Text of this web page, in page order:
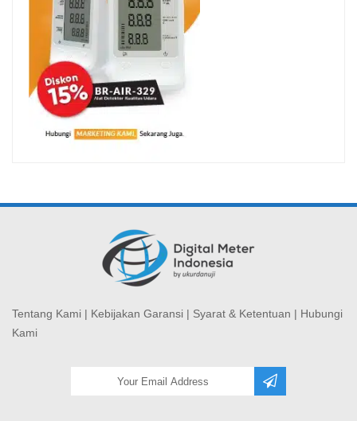
Tentang Kami | Kebijakan Garansi | Syarat & Ketentuan | Hubungi
Kami